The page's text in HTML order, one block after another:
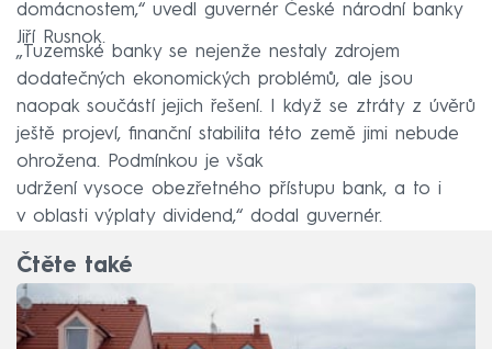
domácnostem,“ uvedl guvernér České národní banky
Jiří Rusnok.
„Tuzemské banky se nejenže nestaly zdrojem
dodatečných ekonomických problémů, ale jsou
naopak součástí jejich řešení. I když se ztráty z úvěrů
ještě projeví, finanční stabilita této země jimi nebude
ohrožena. Podmínkou je však
udržení vysoce obezřetného přístupu bank, a to i
v oblasti výplaty dividend,“ dodal guvernér.
Čtěte také